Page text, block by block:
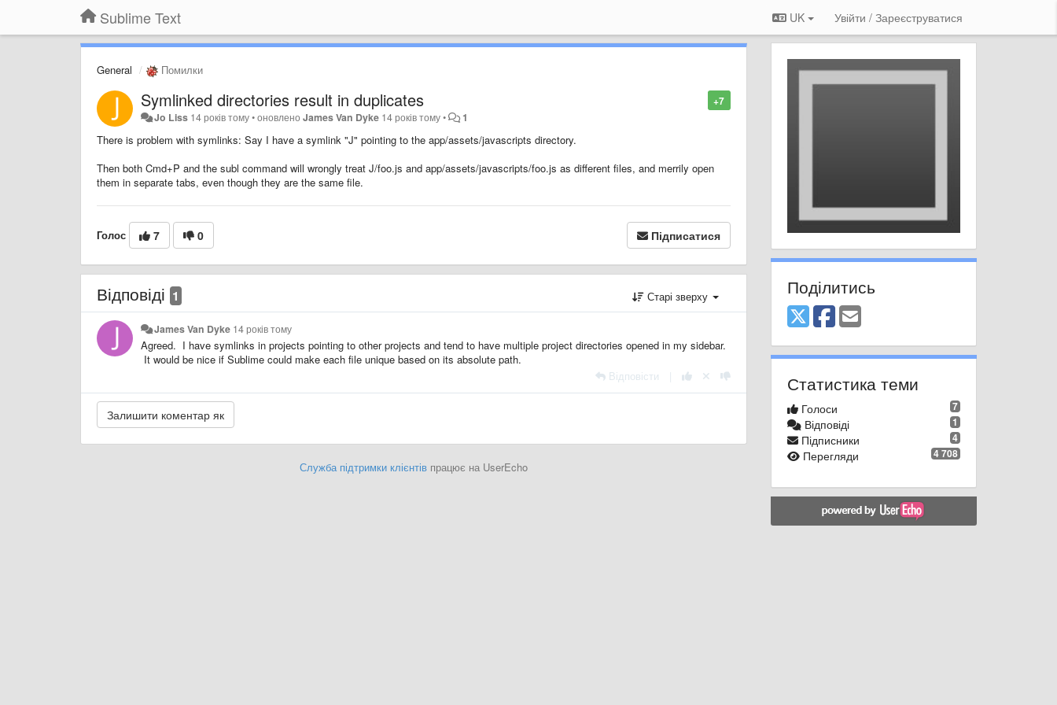
Sublime Text UK Увійти / Зареєструватися
General Помилки
+7
Symlinked directories result in duplicates
Jo Liss 14 років тому•оновленоJames Van Dyke 14 років тому• 1
There is problem with symlinks: Say I have a symlink "J" pointing to the app/assets/javascripts directory.
Then both Cmd+P and the subl command will wrongly treat J/foo.js and app/assets/javascripts/foo.js as different files, and merrily open
them in separate tabs, even though they are the same file.
Голос 7 0 Підписатися
Відповіді 1 Старі зверху
James Van Dyke 14 років тому
Agreed. I have symlinks in projects pointing to other projects and tend to have multiple project directories opened in my sidebar.
It would be nice if Sublime could make each file unique based on its absolute path.
Відповісти
Служба підтримки клієнтівпрацює на UserEcho
Поділитись
Статистика теми
7
Голоси
1
Відповіді
4
Підписники
4 708
Перегляди